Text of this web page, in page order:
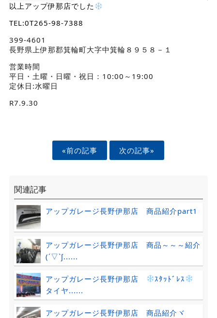
以上アップ伊那店でした
TEL:0T265-98-7388
399-4601
長野県上伊那郡箕輪町大字中箕輪８９５８－１
営業時間
平日・土曜・日曜・祝日：10:00～19:00
定休日:水曜日
R7.9.30
«前の記事 次の記事»
関連記事
アップガレージ長野伊那店 商品紹介part1
アップガレージ長野伊那店 商品～～～紹介
(´▽`ʃ......
アップガレージ長野伊那店
ｽﾀｯﾄﾞﾚｽ
タイヤ......
アップガレージ長野伊那店 商品紹介ヾ